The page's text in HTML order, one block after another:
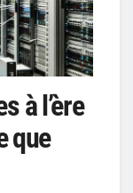
à l’ère
que